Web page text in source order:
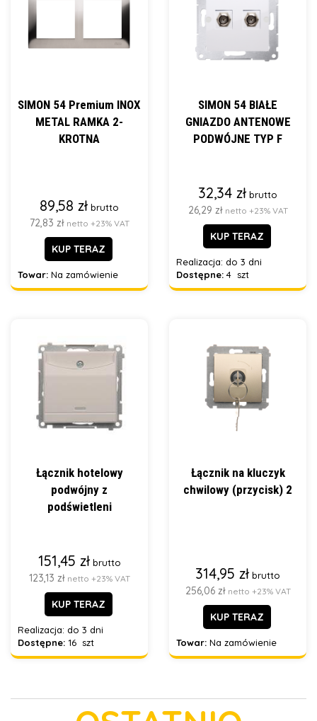
SIMON 54 Premium INOX
METAL RAMKA 2-
KROTNA
89,58 zł brutto
72,83 zł netto +23% VAT
KUP TERAZ
Towar: Na zamówienie
SIMON 54 BIAŁE
GNIAZDO ANTENOWE
PODWÓJNE TYP F
32,34 zł brutto
26,29 zł netto +23% VAT
KUP TERAZ
Realizacja: do 3 dni
Dostępne:4 szt
Łącznik hotelowy
podwójny z
podświetleni
151,45 zł brutto
123,13 zł netto +23% VAT
KUP TERAZ
Realizacja: do 3 dni
Dostępne: 16 szt
Łącznik na kluczyk
chwilowy (przycisk) 2
314,95 zł brutto
256,06 zł netto +23% VAT
KUP TERAZ
Towar: Na zamówienie